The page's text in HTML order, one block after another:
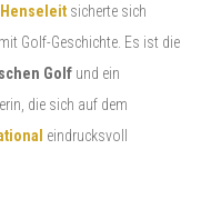
Henseleit sicherte sich
Golf-Geschichte. Es ist die
Golf und ein
die sich auf dem
eindrucksvoll